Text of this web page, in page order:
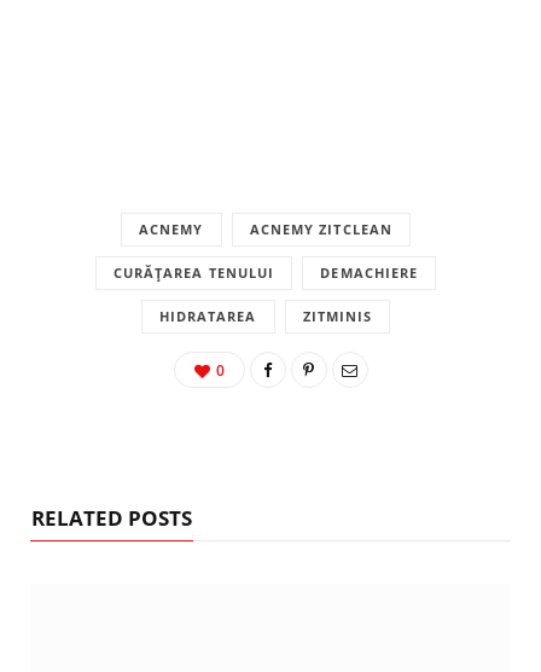
ACNEMY ACNEMY ZITCLEAN
CURĂȚAREA TENULUI DEMACHIERE
HIDRATAREA ZITMINIS
0
RELATED POSTS